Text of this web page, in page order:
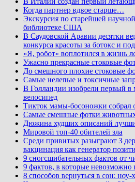
Когда партнер вдвое старше…
Экскурсия по старейшей
библиотеке США
В Саудовской Аравии десятки
конкурса красоты за ботокс и
«Я, робот» воплотился в жизнь
Ужасно прекрасные стоковые
До смешного плохие стоковые
Самые нелепые и токсичные
В Голландии изобрели первый в
велосипед
Тикток мамы-босоножки собрал
Самые смешные фотки
Дюжина худших описаний
Мировой топ-40 обителей зла
Среди привитых разыграют 3
вакцинация как генератор
9 сногсшибательных фактов от
9 фактов, в которые невозможно
8 способов вернуться в сон: ноу-